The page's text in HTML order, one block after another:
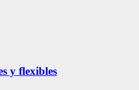
y flexibles